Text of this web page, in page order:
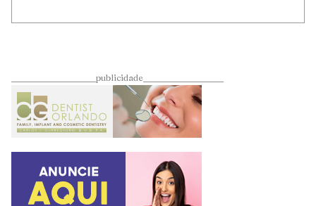
____________________publicidade___________________